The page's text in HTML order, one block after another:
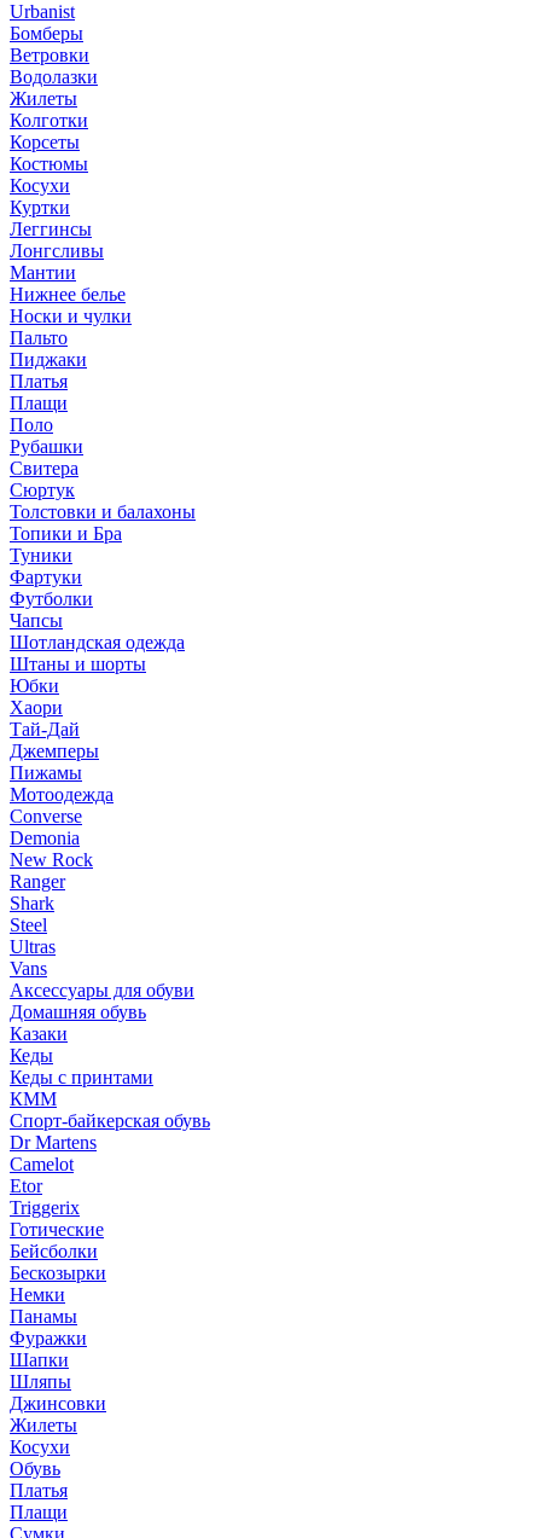
Urbanist
Бомберы
Ветровки
Водолазки
Жилеты
Колготки
Корсеты
Костюмы
Косухи
Куртки
Леггинсы
Лонгсливы
Мантии
Нижнее белье
Носки и чулки
Пальто
Пиджаки
Платья
Плащи
Поло
Рубашки
Свитера
Сюртук
Толстовки и балахоны
Топики и Бра
Туники
Фартуки
Футболки
Чапсы
Шотландская одежда
Штаны и шорты
Юбки
Хаори
Тай-Дай
Джемперы
Пижамы
Мотоодежда
Converse
Demonia
New Rock
Ranger
Shark
Steel
Ultras
Vans
Аксессуары для обуви
Домашняя обувь
Казаки
Кеды
Кеды с принтами
КММ
Спорт-байкерская обувь
Dr Martens
Camelot
Etor
Triggerix
Готические
Бейсболки
Бескозырки
Немки
Панамы
Фуражки
Шапки
Шляпы
Джинсовки
Жилеты
Косухи
Обувь
Платья
Плащи
Сумки